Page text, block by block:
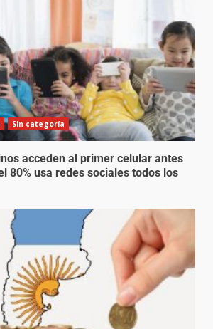
Sin categoría
acceden al primer celular antes
80% usa redes sociales todos los